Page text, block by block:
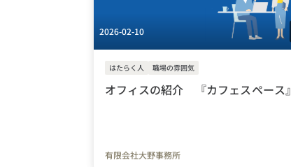
2026-02-10
はたらく人 職場の雰囲気
オフィスの紹介 『カフェスペース』
有限会社大野事務所